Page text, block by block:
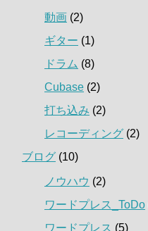
動画 (2)
ギター (1)
ドラム (8)
Cubase (2)
打ち込み (2)
レコーディング (2)
ブログ (10)
ノウハウ (2)
ワードプレス_ToDo
ワードプレス (5)